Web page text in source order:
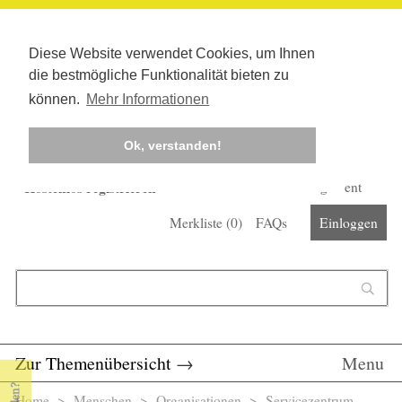
Diese Website verwendet Cookies, um Ihnen
die bestmögliche Funktionalität bieten zu
können. Mehr Informationen
Ok, verstanden!
Kostenlos registrieren
Corona-Management
Merkliste (0) FAQs Einloggen
Zur Themenübersicht → Menu